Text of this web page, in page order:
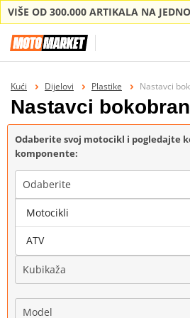
VIŠE OD 300.000 ARTIKALA NA
Kući Dijelovi Plastike Nastavci
Nastavci
Odaberite svoj motocikl i pogledajte
komponente:
Odaberite
Marka
Kubikaža
Model
Motocikli
ATV